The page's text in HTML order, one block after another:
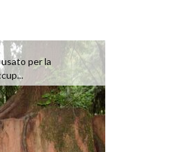
per la